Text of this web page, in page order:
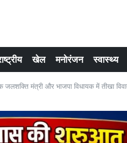
खेल मनोरंजन स्वास्थ्य
मंत्री और भाजपा विधायक में तीखा